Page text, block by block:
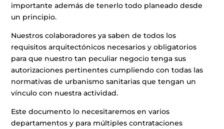
importante además de tenerlo todo planeado desde
un principio.
Nuestros colaboradores ya saben de todos los
requisitos arquitectónicos necesarios y obligatorios
para que nuestro tan peculiar negocio tenga sus
autorizaciones pertinentes cumpliendo con todas las
normativas de urbanismo sanitarias que tengan un
vínculo con nuestra actividad.
Este documento lo necesitaremos en varios
departamentos y para múltiples contrataciones